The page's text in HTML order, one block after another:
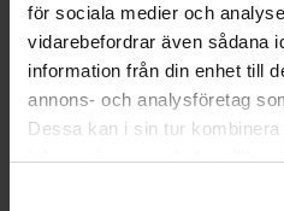
för sociala medier och
vidarebefordrar även sådana
information från din enhet till
annons- och analysföretag
Dessa kan i sin tur
information som du har
PSSO EXTENSION 3X1.5 5M 3-FOLD BK
PSSO Förlängnings 3x1,5 5m 3-vägs svart
968 kr
GÅ TILL PRODUKT